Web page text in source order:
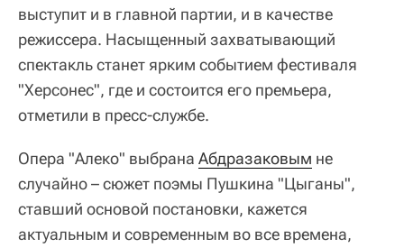
выступит и в главной партии, и в качестве
режиссера. Насыщенный захватывающий
спектакль станет ярким событием фестиваля
"Херсонес", где и состоится его премьера,
отметили в пресс-службе.
Опера "Алеко" выбрана Абдразаковым не
случайно – сюжет поэмы Пушкина "Цыганы",
ставший основой постановки, кажется
актуальным и современным во все времена,